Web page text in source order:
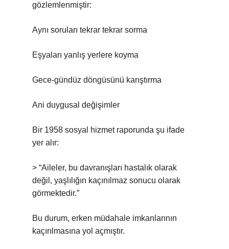
gözlemlenmiştir:
Aynı soruları tekrar tekrar sorma
Eşyaları yanlış yerlere koyma
Gece-gündüz döngüsünü karıştırma
Ani duygusal değişimler
Bir 1958 sosyal hizmet raporunda şu ifade
yer alır:
> “Aileler, bu davranışları hastalık olarak
değil, yaşlılığın kaçınılmaz sonucu olarak
görmektedir.”
Bu durum, erken müdahale imkanlarının
kaçırılmasına yol açmıştır.